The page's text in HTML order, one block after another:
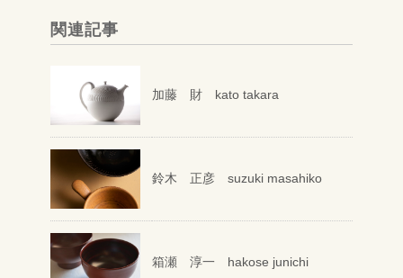
関連記事
加藤 財 kato takara
鈴木 正彦 suzuki masahiko
箱瀬 淳一 hakose junichi